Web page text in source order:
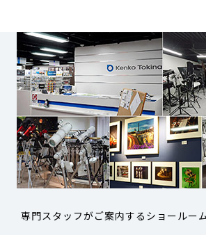
専門スタッフがご案内するショールー